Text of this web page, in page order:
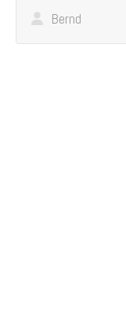
Bernd